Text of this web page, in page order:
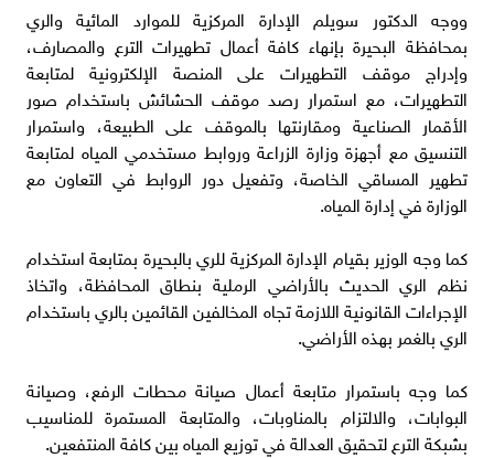
ووجه الدكتور سويلم الإدارة المركزية للموارد المائية والري
بمحافظة البحيرة بإنهاء كافة أعمال تطهيرات الترع والمصارف،
وإدراج موقف التطهيرات على المنصة الإلكترونية لمتابعة
التطهيرات، مع استمرار رصد موقف الحشائش باستخدام صور
الأقمار الصناعية ومقارنتها بالموقف على الطبيعة، واستمرار
التنسيق مع أجهزة وزارة الزراعة وروابط مستخدمي المياه لمتابعة
تطهير المساقي الخاصة، وتفعيل دور الروابط في التعاون مع
الوزارة في إدارة المياه.
كما وجه الوزير بقيام الإدارة المركزية للري بالبحيرة بمتابعة استخدام
نظم الري الحديث بالأراضي الرملية بنطاق المحافظة، واتخاذ
الإجراءات القانونية اللازمة تجاه المخالفين القائمين بالري باستخدام
الري بالغمر بهذه الأراضي.
كما وجه باستمرار متابعة أعمال صيانة محطات الرفع، وصيانة
البوابات، والالتزام بالمناوبات، والمتابعة المستمرة للمناسيب
بشبكة الترع لتحقيق العدالة في توزيع المياه بين كافة المنتفعين.